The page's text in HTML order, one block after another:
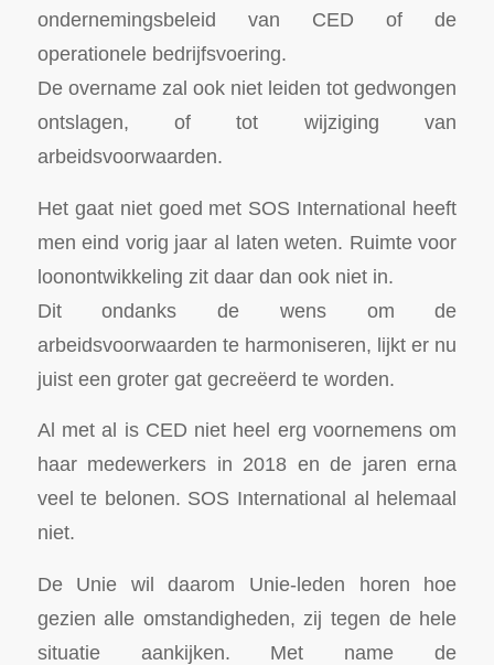
ondernemingsbeleid van CED of de
operationele bedrijfsvoering.
De overname zal ook niet leiden tot gedwongen
ontslagen, of tot wijziging van
arbeidsvoorwaarden.
Het gaat niet goed met SOS International heeft
men eind vorig jaar al laten weten. Ruimte voor
loonontwikkeling zit daar dan ook niet in.
Dit ondanks de wens om de
arbeidsvoorwaarden te harmoniseren, lijkt er nu
juist een groter gat gecreëerd te worden.
Al met al is CED niet heel erg voornemens om
haar medewerkers in 2018 en de jaren erna
veel te belonen. SOS International al helemaal
niet.
De Unie wil daarom Unie-leden horen hoe
gezien alle omstandigheden, zij tegen de hele
situatie aankijken. Met name de